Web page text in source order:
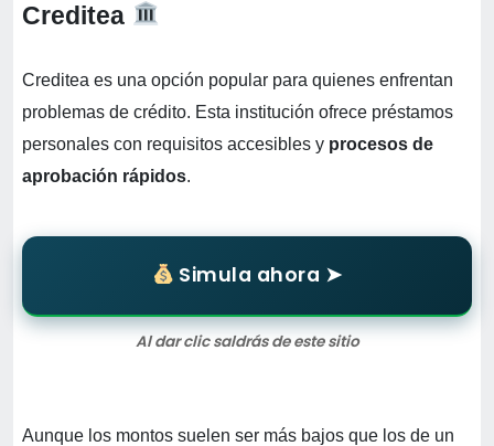
Creditea
Creditea es una opción popular para quienes enfrentan
problemas de crédito. Esta institución ofrece préstamos
personales con requisitos accesibles y procesos de
aprobación rápidos.
Simula ahora ➤
Al dar clic saldrás de este sitio
Aunque los montos suelen ser más bajos que los de un